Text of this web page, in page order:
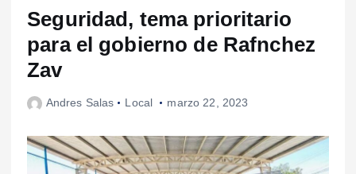
Seguridad, tema prioritario
para el gobierno de Rafnchez
Zav
Andres Salas Local marzo 22, 2023